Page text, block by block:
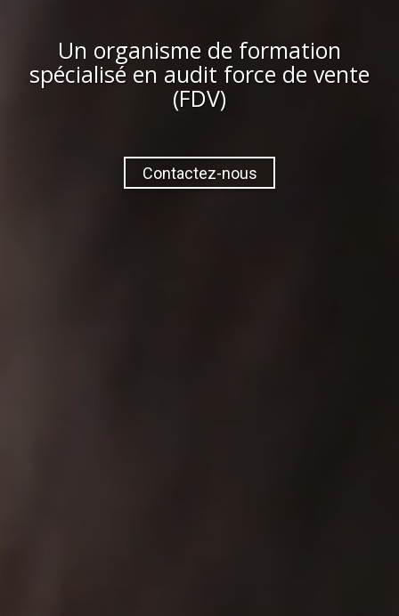
Un organisme de formation
spécialisé en audit force de vente
(FDV)
Contactez-nous